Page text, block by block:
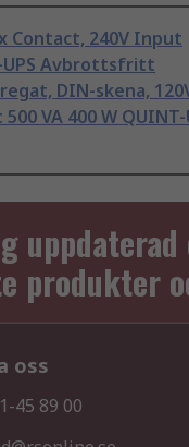
Contact, 240V Input
UPS Avbrottsfritt
DIN-skena,
VA 400 W QUINT-
uppdaterad
produkter
oss
45 89 00